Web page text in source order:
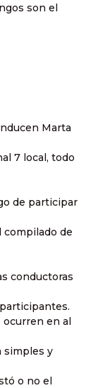
son el
Marta
7 local, todo
de participar
compilado de
conductoras
en al
simples y
o no el